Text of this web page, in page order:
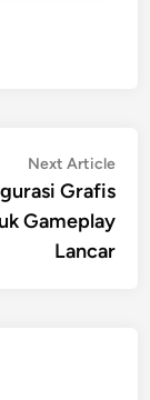
Next Article
Grafis
Gameplay
Lancar